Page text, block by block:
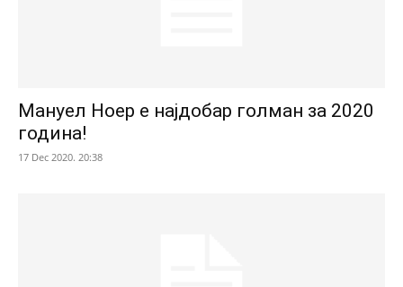
Мануел Ноер е најдобар голман за 2020
година!
17 Dec 2020. 20:38